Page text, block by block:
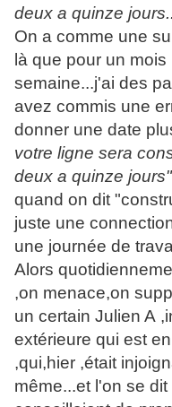
deux a quinze
On a comme une
là que pour un
semaine...j'ai des
avez commis une
donner une date
votre ligne sera
deux a quinze jours"
quand on dit
juste une
une journée de
Alors
,on menace,on
un certain Julien A
extérieure qui est
,qui,hier ,était
même...et l'on se